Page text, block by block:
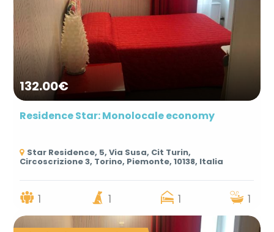
132.00€
Residence Star: Monolocale economy
Star Residence, 5, Via Susa, Cit Turin,
Circoscrizione 3, Torino, Piemonte, 10138, Italia
1 1 1 1